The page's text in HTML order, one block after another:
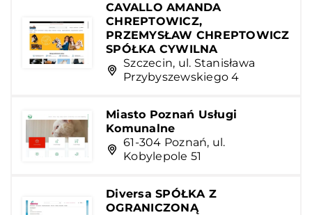
CAVALLO AMANDA
CHREPTOWICZ,
PRZEMYSŁAW CHREPTOWICZ
SPÓŁKA CYWILNA
Szczecin, ul. Stanisława
Przybyszewskiego 4
Miasto Poznań Usługi
Komunalne
61-304 Poznań, ul.
Kobylepole 51
Diversa SPÓŁKA Z
OGRANICZONĄ